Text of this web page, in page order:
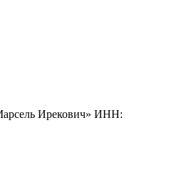
Ирекович» ИНН: